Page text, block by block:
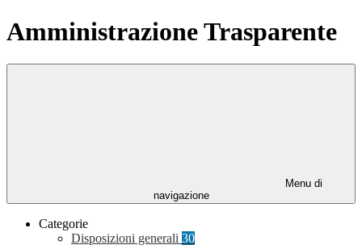
Amministrazione Trasparente
Menu di
navigazione
Categorie
Disposizioni generali 30